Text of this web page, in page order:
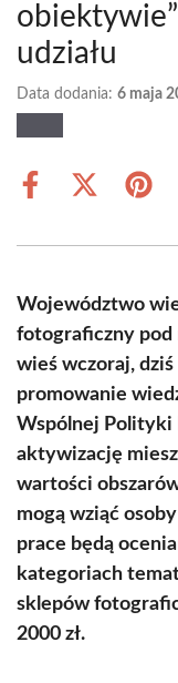
udziału
Data dodania: 6 maja
Share
Share
(Twitter)
Województwo
fotograficzny pod
wieś wczoraj,
promowanie
Wspólnej Polityki
aktywizację
wartości
mogą wziąć
prace będą
kategoriach
sklepów
2000 zł.